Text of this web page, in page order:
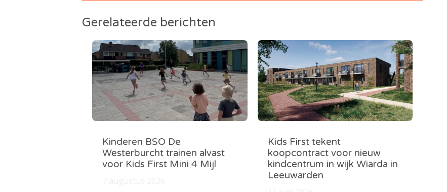
Gerelateerde berichten
Kinderen BSO De
Westerburcht trainen alvast
voor Kids First Mini 4 Mijl
Kids First tekent
koopcontract voor nieuw
kindcentrum in wijk Wiarda in
Leeuwarden